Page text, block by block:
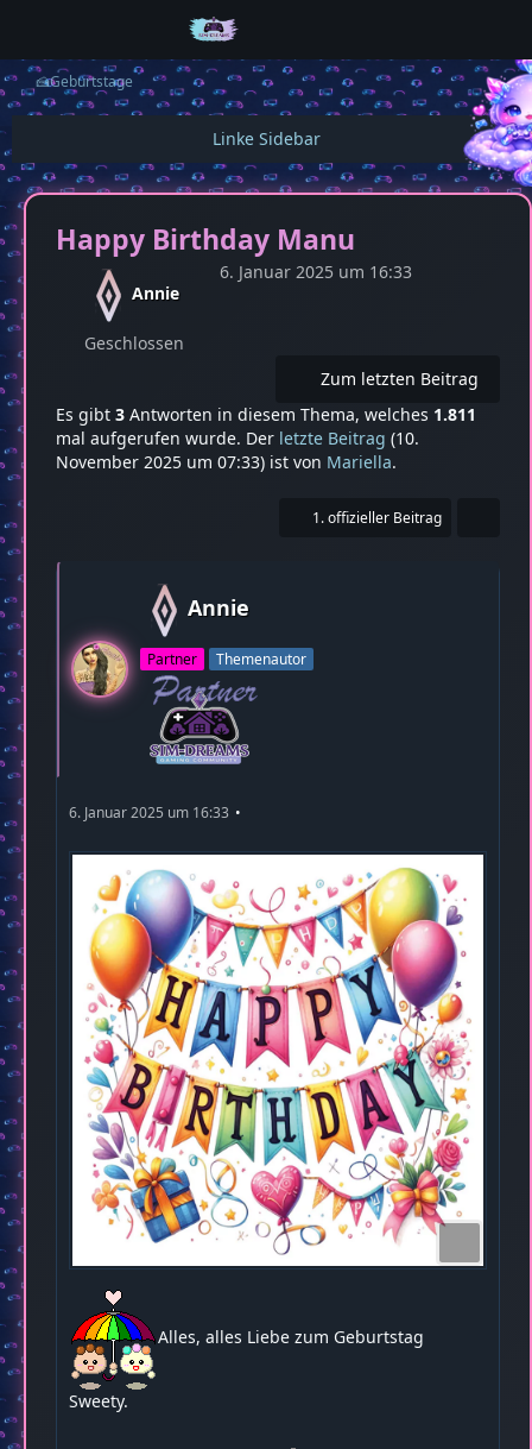
🍰Geburtstage
Happy Birthday Manu
Annie
6. Januar 2025 um 16:33
Geschlossen
Zum letzten Beitrag
Es gibt 3 Antworten in diesem Thema, welches 1.811
mal aufgerufen wurde. Der letzte Beitrag (10.
November 2025 um 07:33) ist von Mariella.
1. offizieller Beitrag
Annie
Partner Themenautor
6. Januar 2025 um 16:33
Alles, alles Liebe zum Geburtstag
Sweety.